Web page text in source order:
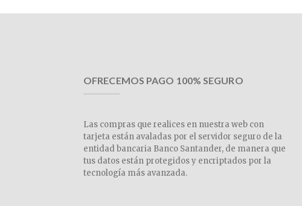
OFRECEMOS PAGO 100% SEGURO
Las compras que realices en nuestra web con
tarjeta están avaladas por el servidor seguro de la
entidad bancaria Banco Santander, de manera que
tus datos están protegidos y encriptados por la
tecnología más avanzada.